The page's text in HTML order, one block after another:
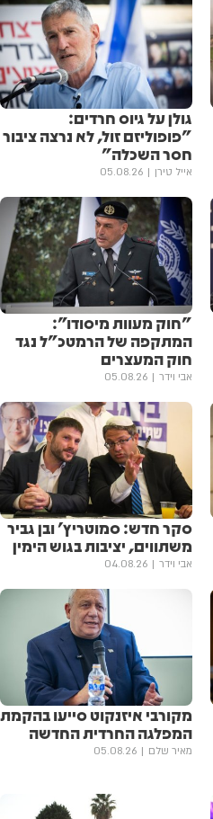
גולן ‏על גיוס חרדים:
"פופוליזם זול, לא נרצה ציבור
חסר השכלה"
אייל טירן 05.08.26
"חוק מעוות מיסודו":
המתקפה של הרמטכ"ל נגד
חוק המעצרים
אבי וידר 05.08.26
סקר חדש: סמוטריץ' ובן גביר
משתווים, יציבות בגוש הימין
אבי וידר 04.08.26
מקורבי איזנקוט סייעו בהקמת
המפלגה החרדית החדשה
מאיר שלם 05.08.26